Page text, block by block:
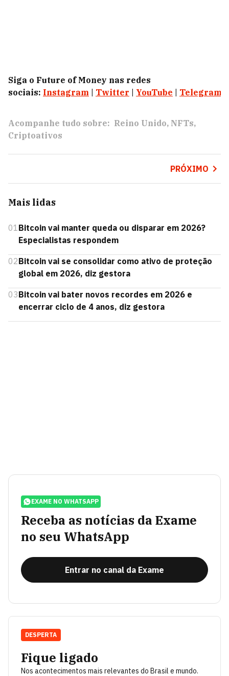
Siga o Future of Money nas redes
sociais: Instagram Twitter YouTube Telegram
Acompanhe tudo sobre: Reino Unido NFTs
Criptoativos
PRÓXIMO
Mais lidas
01Bitcoin vai manter queda ou disparar em 2026?
Especialistas respondem
02Bitcoin vai se consolidar como ativo de proteção
global em 2026, diz gestora
03Bitcoin vai bater novos recordes em 2026 e
encerrar ciclo de 4 anos, diz gestora
EXAME NO WHATSAPP
Receba as notícias da Exame
no seu WhatsApp
Entrar no canal da Exame
Fique ligado
Nos acontecimentos mais relevantes do Brasil e mundo.
DESPERTA